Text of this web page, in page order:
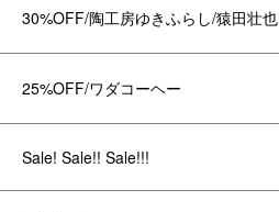
30%OFF/陶工房ゆきふらし/猿田壮也
25%OFF/ワダコーヘー
Sale! Sale!! Sale!!!